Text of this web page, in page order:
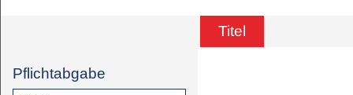
Titel
Pflichtabgabe